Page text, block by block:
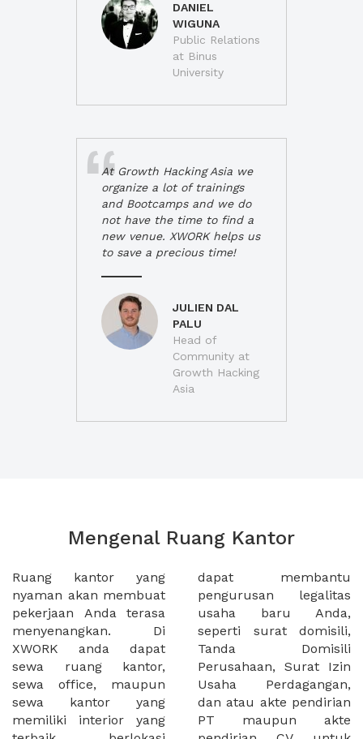
DANIEL
WIGUNA
Public Relations
at Binus
University
At Growth Hacking Asia we
organize a lot of trainings
and Bootcamps and we do
not have the time to find a
new venue. XWORK helps us
to save a precious time!
JULIEN DAL
PALU
Head of
Community at
Growth Hacking
Asia
Mengenal Ruang Kantor
Ruang kantor yang
nyaman akan membuat
pekerjaan Anda terasa
menyenangkan. Di
XWORK anda dapat
sewa ruang kantor,
sewa office, maupun
sewa kantor yang
memiliki interior yang
dapat membantu
pengurusan legalitas
usaha baru Anda,
seperti surat domisili,
Tanda Domisili
Perusahaan, Surat Izin
Usaha Perdagangan,
dan atau akte pendirian
PT maupun akte